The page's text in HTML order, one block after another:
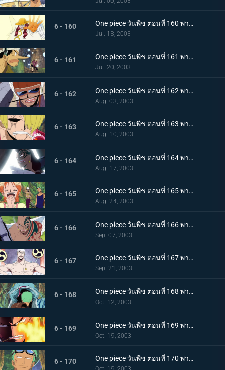
6 - 160 One piece วันพีช ตอนที่ 160 พากย์ไทย โอกาสรอด 10%! ผู้คุ้มกฎผู้อ่านใจ ซาโตริ!
Jul. 13, 2003
6 - 161 One piece วันพีช ตอนที่ 161 พากย์ไทย บททดสอบลูกบอลที่น่ากลัว! การต่อสู้ในป่าวงกต
Jul. 20, 2003
6 - 162 One piece วันพีช ตอนที่ 162 พากย์ไทย ช็อปเปอร์มีภัย! อดีตจอมเทพ ปะทะ เทพสาวกชูรา
Aug. 03, 2003
6 - 163 One piece วันพีช ตอนที่ 163 พากย์ไทย เสียงเพลงอันลึกลับ! บททดสอบเชือกและบททดสอบรัก
Aug. 10, 2003
6 - 164 One piece วันพีช ตอนที่ 164 พากย์ไทย จงสุมไฟแห่งแชนดร้า! ยอดนักรบไวเปอร์
Aug. 17, 2003
6 - 165 One piece วันพีช ตอนที่ 165 พากย์ไทย ขุมทองแห่งท้องฟ้าจายา! มุ่งหน้าสู่ตำหนักแห่งเทพ
Aug. 24, 2003
6 - 166 One piece วันพีช ตอนที่ 166 พากย์ไทย งานเลี้ยงค่ำคืนก่อนขุมทอง ความคิดคำนึงถึงวาส
Sep. 07, 2003
6 - 167 One piece วันพีช ตอนที่ 167 พากย์ไทย ก็อดเอเนล "เผยโฉม" บทเพลงสู่ผู้รอดชีวิต
Sep. 21, 2003
6 - 168 One piece วันพีช ตอนที่ 168 พากย์ไทย งูยักษ์แยกเขี้ยว! เซอร์ไววัลเกมเริ่มขึ้นแล้ว
Oct. 12, 2003
6 - 169 One piece วันพีช ตอนที่ 169 พากย์ไทย รีเจ็คท์ทุ่มสุดตัว! การเตรียมใจของอสูรสงครามไวเปอร์
Oct. 19, 2003
6 - 170 One piece วันพีช ตอนที่ 170 พากย์ไทย ศึกกลางเวหา! โจรสลัดโซโล ปะทะ นักรบบราฮัม